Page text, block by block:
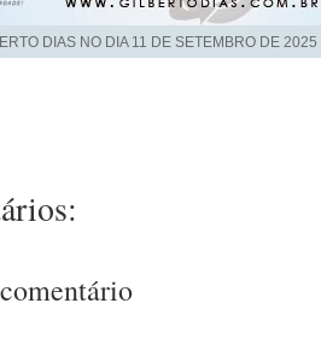
DIAS NO DIA 11 DE SETEMBRO DE 2025